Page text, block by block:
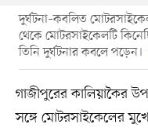
দুর্ঘটনা–কবলিত
থেকে মোটরসাইকেলটি
তিনি দুর্ঘটনার কবলে পড়েন।
গাজীপুরের কালিয়াকৈর
সঙ্গে মোটরসাইকেলের